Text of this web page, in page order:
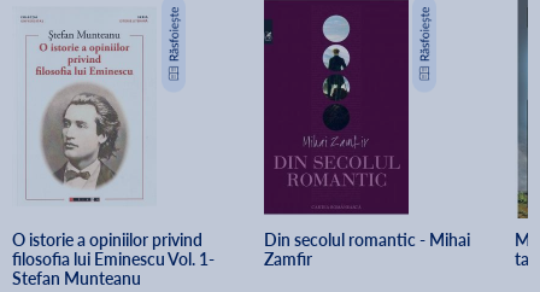
O istorie a opiniilor privind
filosofia lui Eminescu Vol. 1-
Stefan Munteanu
Din secolul romantic - Mihai
Zamfir